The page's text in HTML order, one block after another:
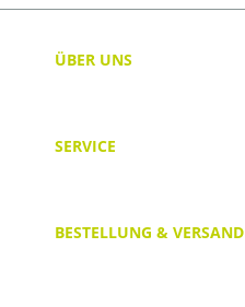
ÜBER UNS
SERVICE
BESTELLUNG & VERSAND